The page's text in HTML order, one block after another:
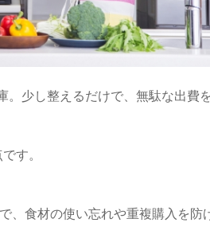
。少し整えるだけで、無駄な出費
す。
、食材の使い忘れや重複購入を防